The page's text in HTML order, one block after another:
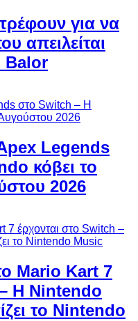
για να
απειλείται
Balor
Legends
κόβει το
2026
Mario Kart 7
Η Nintendo
το Nintendo